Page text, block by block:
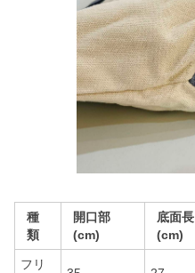
種
類
開口部
(cm)
底面長
(cm)
フリ